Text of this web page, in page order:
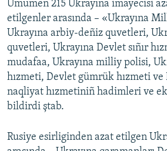
Umumen 215 Ukrayına imayecisi
etilgenler arasında – «Ukrayına
Ukrayına arbiy-deñiz quvetleri,
quvetleri, Ukrayına Devlet sıñır
mudafaa, Ukrayına milliy polisi,
hızmeti, Devlet gümrük hızmeti ve
naqliyat hızmetiniñ hadimleri ve
bildirdi ştab.
Rusiye esirliginden azat etilgen